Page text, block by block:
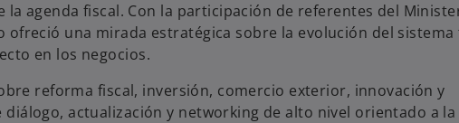
agenda fiscal. Con la participación de referentes del
ofreció una mirada estratégica sobre la evolución del
en los negocios.
reforma fiscal, inversión, comercio exterior, innovación y
actualización y networking de alto nivel orientado a la